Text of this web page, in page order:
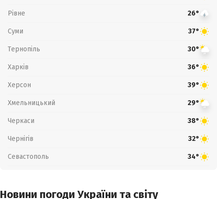
Рівне 26°
Суми 37°
Тернопіль 30°
Харків 36°
Херсон 39°
Хмельницький 29°
Черкаси 38°
Чернігів 32°
Севастополь 34°
Новини погоди України та світу